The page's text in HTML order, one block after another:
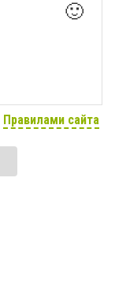
🙂
Правилами сайта